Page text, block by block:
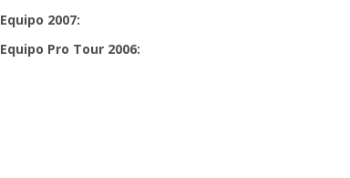
Equipo 2007:
Equipo Pro Tour 2006: